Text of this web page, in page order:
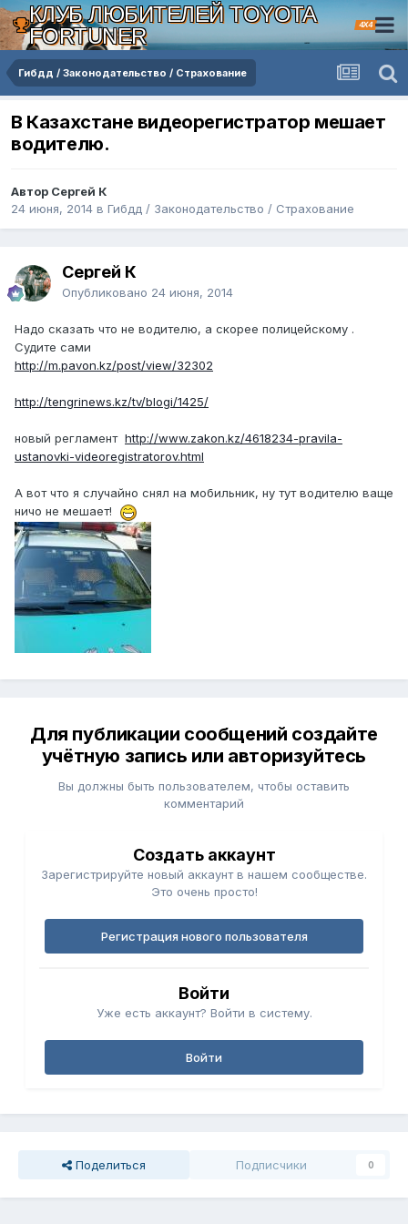
КЛУБ ЛЮБИТЕЛЕЙ TOYOTA
FORTUNER
4X4
Гибдд / Законодательство / Страхование
В Казахстане видеорегистратор мешает
водителю.
Автор Сергей К
24 июня, 2014 в Гибдд / Законодательство / Страхование
Сергей К
Опубликовано 24 июня, 2014
Надо сказать что не водителю, а скорее полицейскому .
Судите сами
http://m.pavon.kz/post/view/32302
http://tengrinews.kz/tv/blogi/1425/
новый регламент http://www.zakon.kz/4618234-pravila-
ustanovki-videoregistratorov.html
А вот что я случайно снял на мобильник, ну тут водителю ваще
ничо не мешает!
Для публикации сообщений создайте
учётную запись или авторизуйтесь
Вы должны быть пользователем, чтобы оставить
комментарий
Создать аккаунт
Зарегистрируйте новый аккаунт в нашем сообществе.
Это очень просто!
Регистрация нового пользователя
Войти
Уже есть аккаунт? Войти в систему.
Войти
Поделиться Подписчики 0